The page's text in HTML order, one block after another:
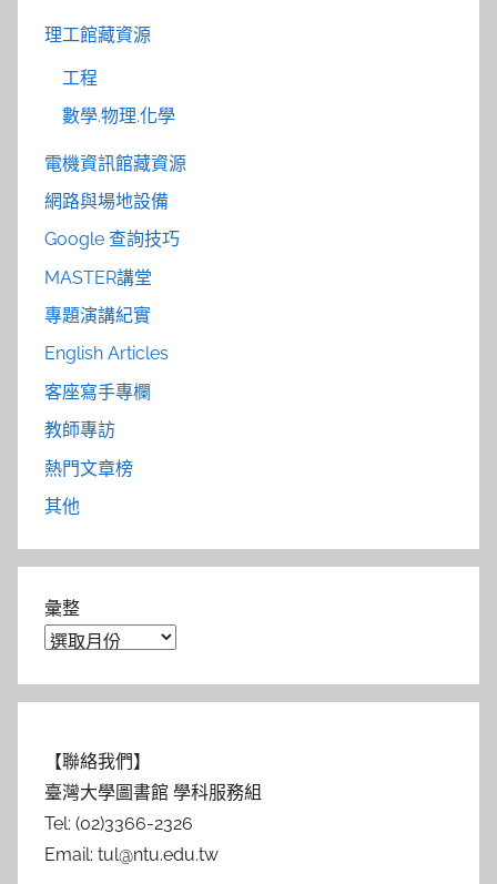
理工館藏資源
工程
數學.物理.化學
電機資訊館藏資源
網路與場地設備
Google 查詢技巧
MASTER講堂
專題演講紀實
English Articles
客座寫手專欄
教師專訪
熱門文章榜
其他
彙整
【聯絡我們】
臺灣大學圖書館 學科服務組
Tel: (02)3366-2326
Email: tul@ntu.edu.tw